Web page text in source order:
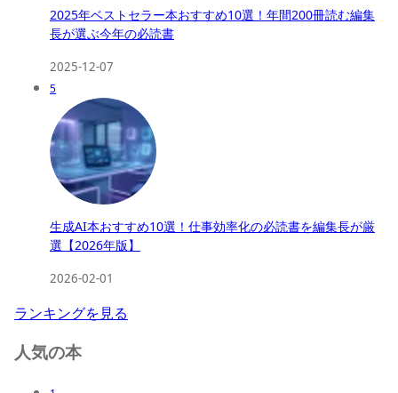
2025年ベストセラー本おすすめ10選！年間200冊読む編集
長が選ぶ今年の必読書
2025-12-07
5
生成AI本おすすめ10選！仕事効率化の必読書を編集長が厳
選【2026年版】
2026-02-01
ランキングを見る
人気の本